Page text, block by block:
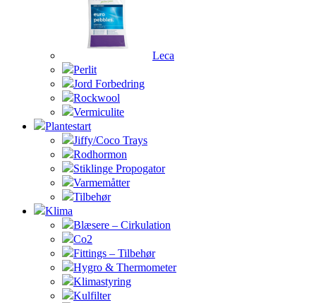
Leca
Perlit
Jord Forbedring
Rockwool
Vermiculite
Plantestart
Jiffy/Coco Trays
Rodhormon
Stiklinge Propogator
Varmemåtter
Tilbehør
Klima
Blæsere – Cirkulation
Co2
Fittings – Tilbehør
Hygro & Thermometer
Klimastyring
Kulfilter